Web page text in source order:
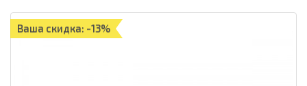
Ваша скидка: -13%